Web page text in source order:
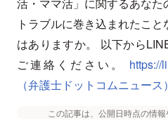
活・ママ活」に関するあなた
トラブルに巻き込まれたこ
はありますか。 以下から
ご連絡ください。 https://
（弁護士ドットコムニュース）
この記事は、公開日時点の情報